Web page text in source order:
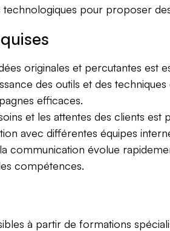
pour proposer
originales et percutantes est
des outils et des
efficaces.
et les attentes des clients
avec différentes équipes
communication évolue
compétences.
à partir de formations